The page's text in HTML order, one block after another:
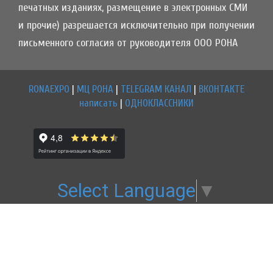
печатных изданиях, размещение в электронных СМИ
и прочие) разрешается исключительно при получении
письменного согласия от руководителя ООО РОНА
RONAEXPO | МЦ РОНА | TELEGRAM КАНАЛ | ВКОНТАКТЕ
написать | ОДНОКЛАССНИКИ
Select Language ▼